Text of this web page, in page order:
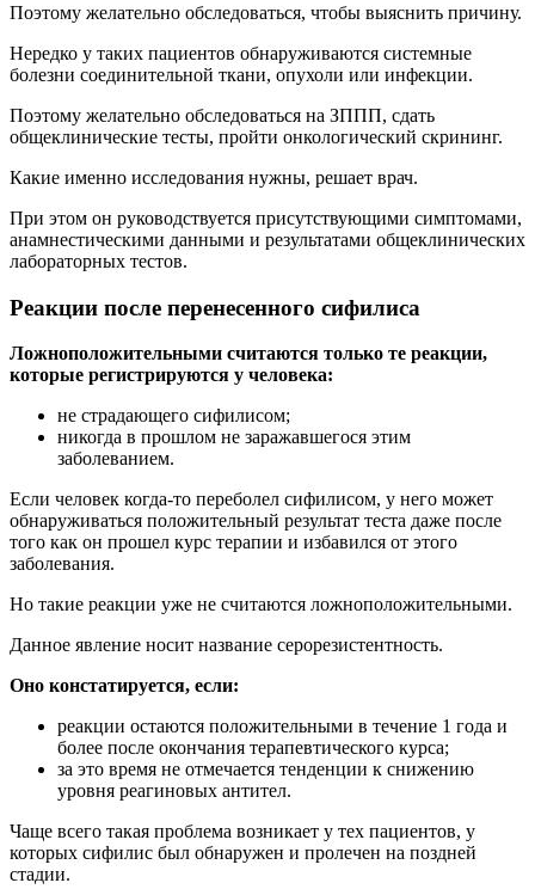
Поэтому желательно обследоваться, чтобы выяснить причину.
Нередко у таких пациентов обнаруживаются системные
болезни соединительной ткани, опухоли или инфекции.
Поэтому желательно обследоваться на ЗППП, сдать
общеклинические тесты, пройти онкологический скрининг.
Какие именно исследования нужны, решает врач.
При этом он руководствуется присутствующими симптомами,
анамнестическими данными и результатами общеклинических
лабораторных тестов.
Реакции после перенесенного сифилиса
Ложноположительными считаются только те реакции,
которые регистрируются у человека:
не страдающего сифилисом;
никогда в прошлом не заражавшегося этим
заболеванием.
Если человек когда-то переболел сифилисом, у него может
обнаруживаться положительный результат теста даже после
того как он прошел курс терапии и избавился от этого
заболевания.
Но такие реакции уже не считаются ложноположительными.
Данное явление носит название серорезистентность.
Оно констатируется, если:
реакции остаются положительными в течение 1 года и
более после окончания терапевтического курса;
за это время не отмечается тенденции к снижению
уровня реагиновых антител.
Чаще всего такая проблема возникает у тех пациентов, у
которых сифилис был обнаружен и пролечен на поздней
стадии.